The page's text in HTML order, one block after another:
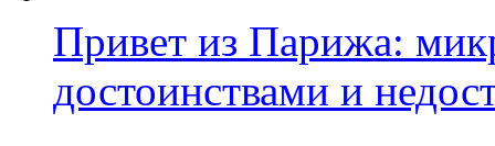
Привет из Парижа:
достоинствами и